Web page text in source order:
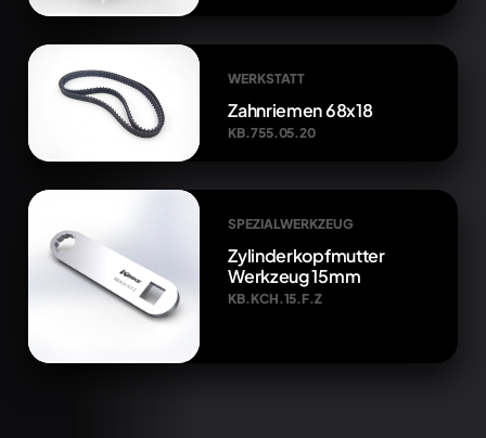
WERKSTATT
Zahnriemen 68x18
KB.755.05.20
SPEZIALWERKZEUG
Zylinderkopfmutter
Werkzeug 15mm
KB.KCH.15.F.Z